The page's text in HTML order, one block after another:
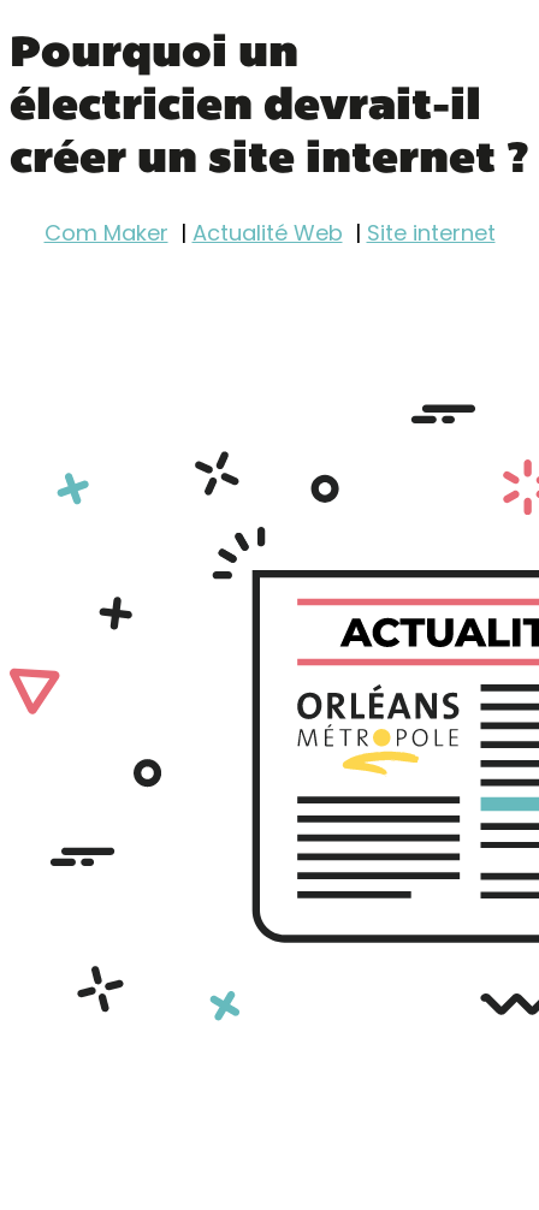
Pourquoi un
électricien devrait-il
créer un site internet ?
Com Maker Actualité Web Site internet